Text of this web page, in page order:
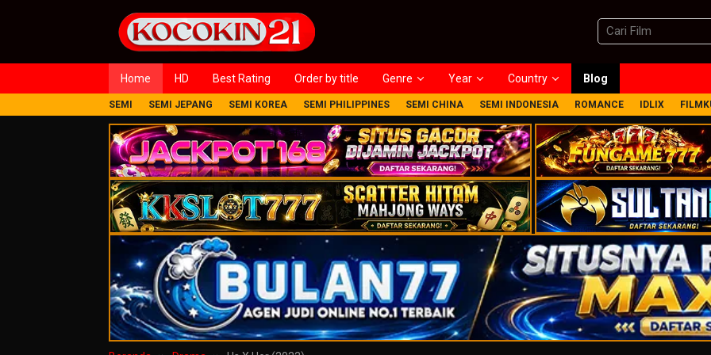
Home HD Best Rating Order by title Genre Year Country Blog
SEMI SEMI JEPANG SEMI KOREA SEMI PHILIPPINES SEMI CHINA SEMI INDONESIA ROMANCE IDLIX